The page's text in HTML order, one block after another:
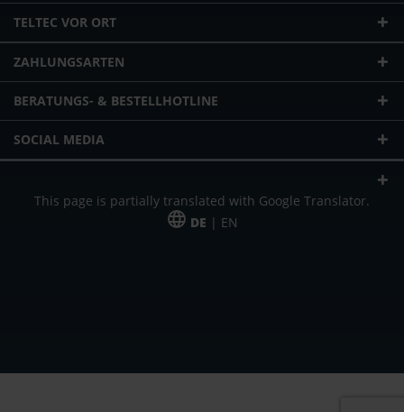
TELTEC VOR ORT
ZAHLUNGSARTEN
BERATUNGS- & BESTELLHOTLINE
SOCIAL MEDIA
This page is partially translated with Google Translator.
DE | EN